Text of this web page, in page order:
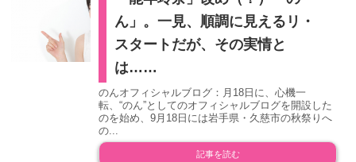
ん」。一見、順調に見えるリ・
スタートだが、その実情と
は……
のんオフィシャルブログ：月18日に、心機一
転、“のん”としてのオフィシャルブログを開設した
のを始め、9月18日には岩手県・久慈市の秋祭りへ
の...
記事を読む